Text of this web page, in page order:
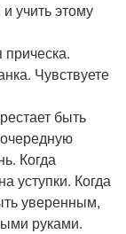
учить этому
Чувствуете
быть
Когда
уступки. Когда
уверенным,
руками.